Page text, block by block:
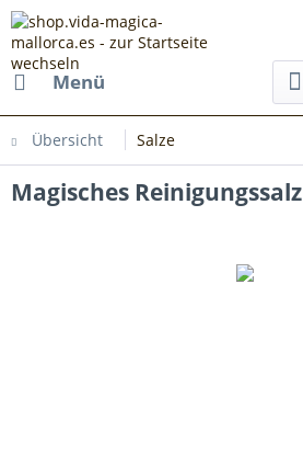
Menü
Übersicht Salze
Magisches Reinigungssalz